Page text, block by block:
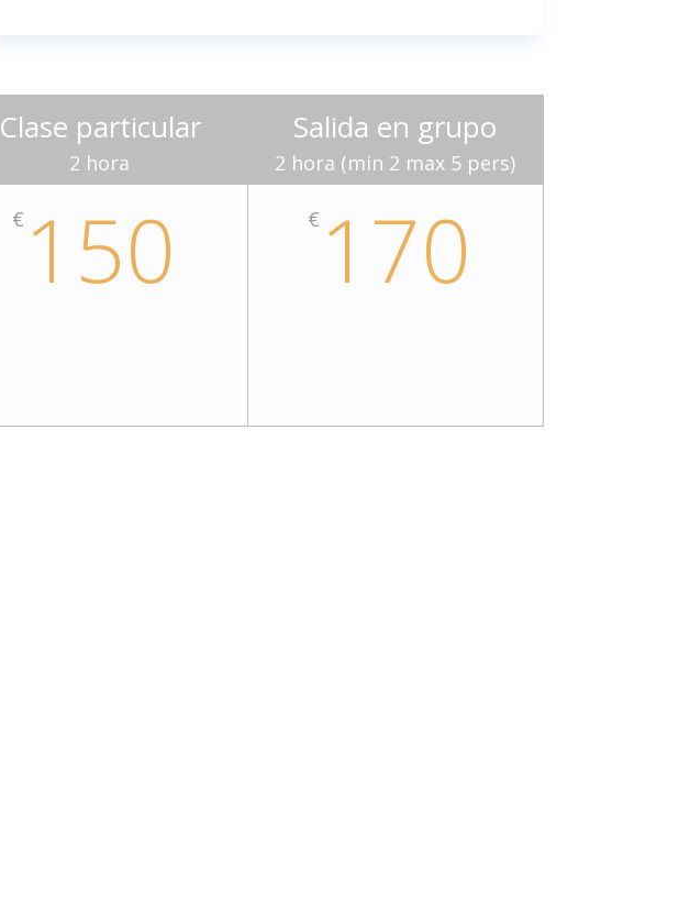
Clase particular
2 hora
€ 150
Salida en grupo
2 hora (min 2 max 5 pers)
€ 170